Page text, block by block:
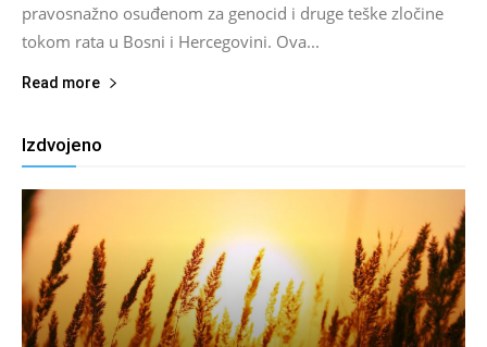
pravosnažno osuđenom za genocid i druge teške zločine
tokom rata u Bosni i Hercegovini. Ova...
Read more
Izdvojeno